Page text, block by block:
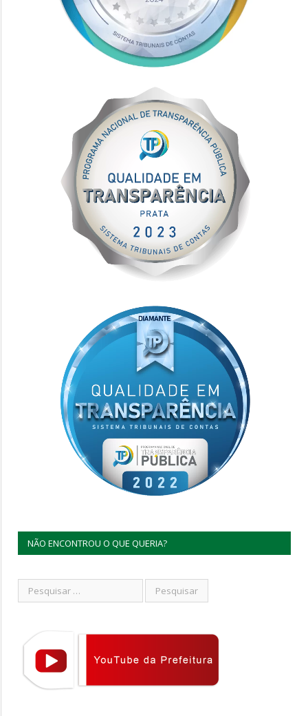
NÃO ENCONTROU O QUE QUERIA?